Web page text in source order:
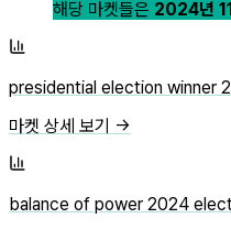
해당 마켓들은 2024년
presidential election winner
마켓 상세 보기 →
balance of power 2024